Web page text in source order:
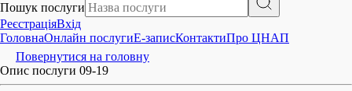
Пошук послуги
РеєстраціяВхід
ГоловнаОнлайн послугиE-записКонтактиПро ЦНАП
Повернутися на головну
Опис послуги 09-19